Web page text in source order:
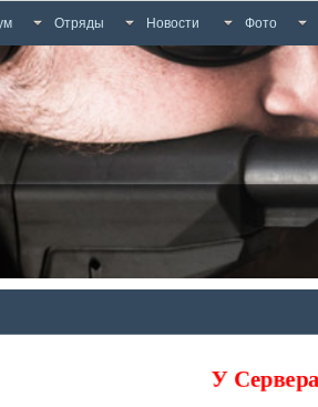
Отряды Новости Фото
У